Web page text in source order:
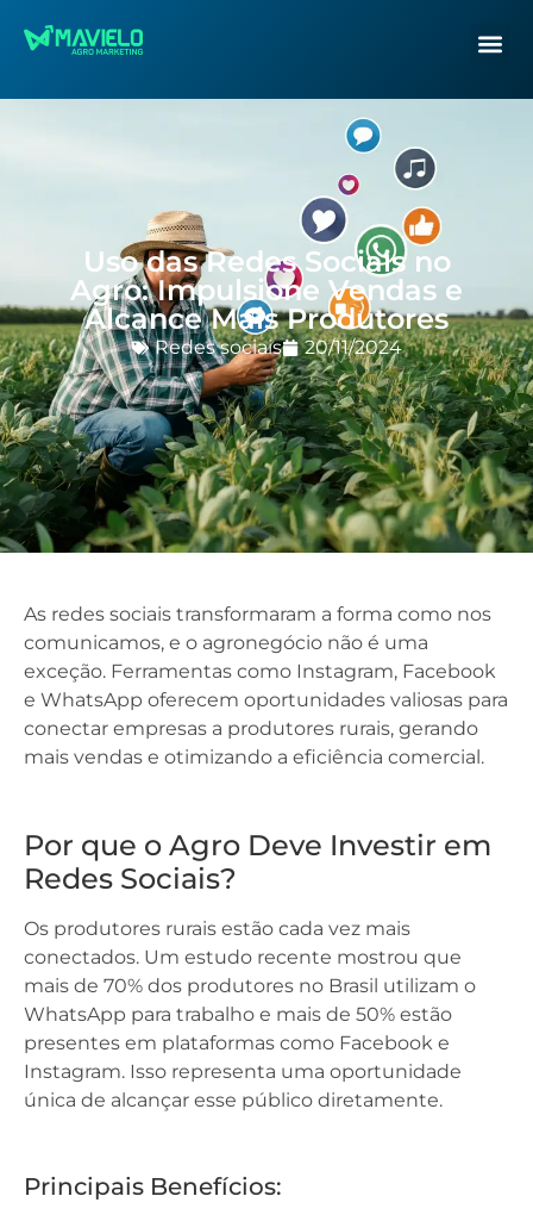
Uso das Redes Sociais no
Agro: Impulsione Vendas e
Alcance Mais Produtores
Redes sociais 20/11/2024
As redes sociais transformaram a forma como nos
comunicamos, e o agronegócio não é uma
exceção. Ferramentas como Instagram, Facebook
e WhatsApp oferecem oportunidades valiosas para
conectar empresas a produtores rurais, gerando
mais vendas e otimizando a eficiência comercial.
Por que o Agro Deve Investir em
Redes Sociais?
Os produtores rurais estão cada vez mais
conectados. Um estudo recente mostrou que
mais de 70% dos produtores no Brasil utilizam o
WhatsApp para trabalho e mais de 50% estão
presentes em plataformas como Facebook e
Instagram. Isso representa uma oportunidade
única de alcançar esse público diretamente.
Principais Benefícios: